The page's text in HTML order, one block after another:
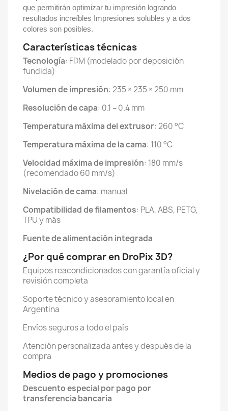
que permitirán optimizar tu impresión logrando
resultados increíbles Impresiones solubles y a dos
colores son posibles.
Características técnicas
Tecnología: FDM (modelado por deposición
fundida)
Volumen de impresión: 235 × 235 × 250 mm
Resolución de capa: 0.1 – 0.4 mm
Temperatura máxima del extrusor: 260 °C
Temperatura máxima de la cama: 110 °C
Velocidad máxima de impresión: 180 mm/s
(recomendado 60 mm/s)
Nivelación de cama: manual
Compatibilidad de filamentos: PLA, ABS, PETG,
TPU y más
Fuente de alimentación integrada
¿Por qué comprar en DroPix 3D?
Equipos reacondicionados con garantía oficial y
revisión completa
Soporte técnico y asesoramiento local en
Argentina
Envíos seguros a todo el país
Atención personalizada antes y después de la
compra
Medios de pago y promociones
Descuento especial por pago por
transferencia bancaria